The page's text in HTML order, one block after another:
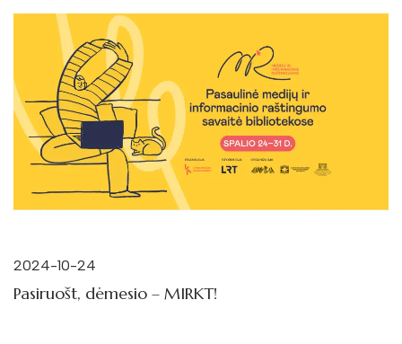
2024-10-24
Pasiruošt, dėmesio – MIRKT!